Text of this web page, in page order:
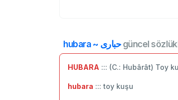
hubara ~ ‌حباریgüncel
HUBARA ::: (C.: Hubârât) Toy
hubara ::: toy kuşu